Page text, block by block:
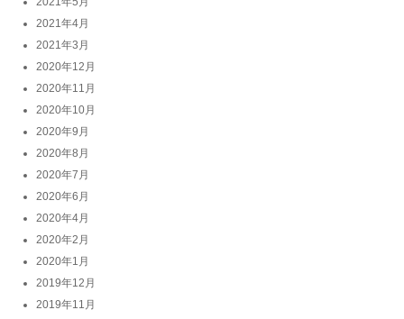
2021年4月
2021年3月
2020年12月
2020年11月
2020年10月
2020年9月
2020年8月
2020年7月
2020年6月
2020年4月
2020年2月
2020年1月
2019年12月
2019年11月